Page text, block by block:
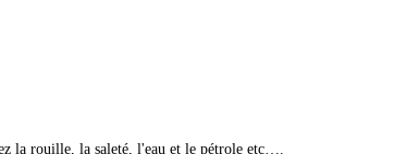
la rouille, la saleté, l'eau et le pétrole etc….